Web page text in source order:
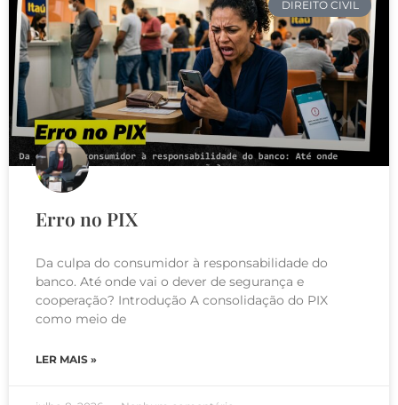
DIREITO CIVIL
Erro no PIX
Da culpa do consumidor à responsabilidade do
banco. Até onde vai o dever de segurança e
cooperação? Introdução A consolidação do PIX
como meio de
LER MAIS »